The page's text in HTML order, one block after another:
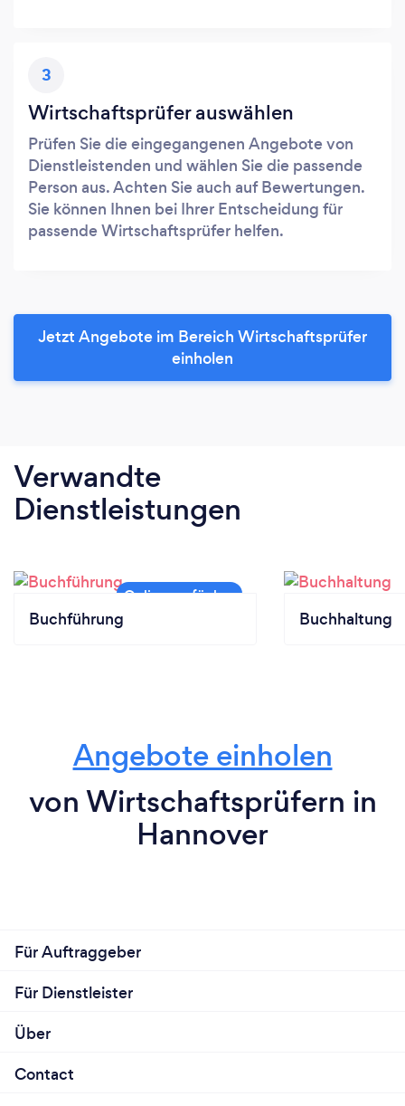
3
Wirtschaftsprüfer auswählen
Prüfen Sie die eingegangenen Angebote von
Dienstleistenden und wählen Sie die passende
Person aus. Achten Sie auch auf Bewertungen.
Sie können Ihnen bei Ihrer Entscheidung für
passende Wirtschaftsprüfer helfen.
Jetzt Angebote im Bereich Wirtschaftsprüfer
einholen
Verwandte
Dienstleistungen
Buchführung Buchhaltung
Angebote einholen
von Wirtschaftsprüfern in
Hannover
Für Auftraggeber
Für Dienstleister
Über
Contact